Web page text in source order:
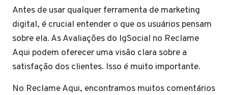
Antes de usar qualquer ferramenta de marketing
digital, é crucial entender o que os usuários pensam
sobre ela. As Avaliações do IgSocial no Reclame
Aqui podem oferecer uma visão clara sobre a
satisfação dos clientes. Isso é muito importante.
No Reclame Aqui, encontramos muitos comentários